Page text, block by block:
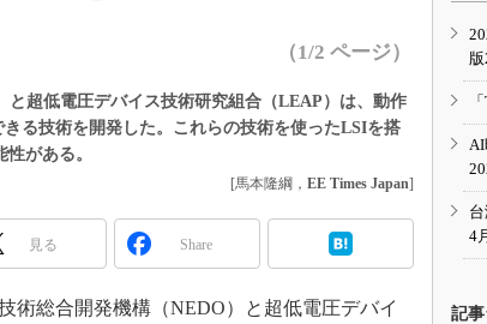
電源設計（EDN Japan）
エレクトロニクス入門（EDN
人とくるま展
み込みプレイバ
してみよう
Behind the
ジアの新トレンド
（1/2 ページ）
超低電圧デバイス技術研究組合（LEAP）は、動作
る技術を開発した。これらの技術を使ったLSIを搭
がある。
[馬本隆綱， EE Times Japan]
見る Share
術総合開発機構（NEDO）と超低電圧デバイ
4
記